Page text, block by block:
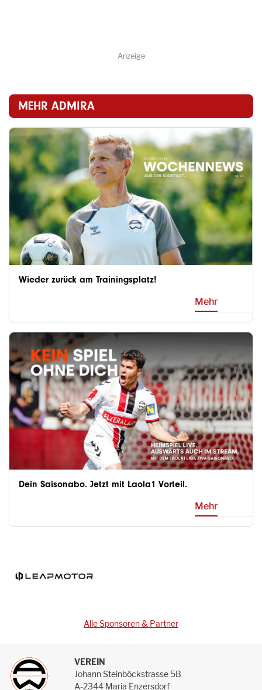
MEHR ADMIRA
Wieder zurück am Trainingsplatz!
Mehr
Dein Saisonabo. Jetzt mit Laola1 Vorteil.
Mehr
Anzeige
Alle Sponsoren & Partner
VEREIN
Johann Steinböckstrasse 5B
A-2344 Maria Enzersdorf